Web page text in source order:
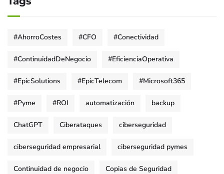
#AhorroCostes #CFO #Conectividad
#ContinuidadDeNegocio #EficienciaOperativa
#EpicSolutions #EpicTelecom #Microsoft365
#Pyme #ROI automatización backup
ChatGPT Ciberataques ciberseguridad
ciberseguridad empresarial ciberseguridad pymes
Continuidad de negocio Copias de Seguridad